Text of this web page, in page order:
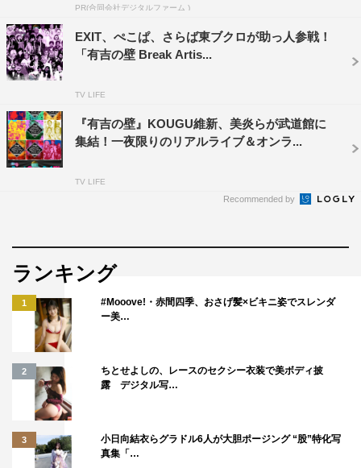
有吉の壁
PR(合同会社デジタルファーム )
EXIT、ぺこぱ、さらば東ブクロが助っ人参戦！
「有吉の壁 Break Artis...
TV LIFE
『有吉の壁』KOUGU維新、美炎らが武道館に
集結！一夜限りのリアルライブ＆オンラ...
TV LIFE
Recommended by
ランキング
1
#Mooove!・赤間四季、おさげ髪×ビキニ姿でスレンダ
ー美…
2
ちとせよしの、レースのセクシー衣装で美ボディ披
露 デジタル写…
3
小日向結衣らグラドル6人が大胆ポージング “股”特化写
真集「…